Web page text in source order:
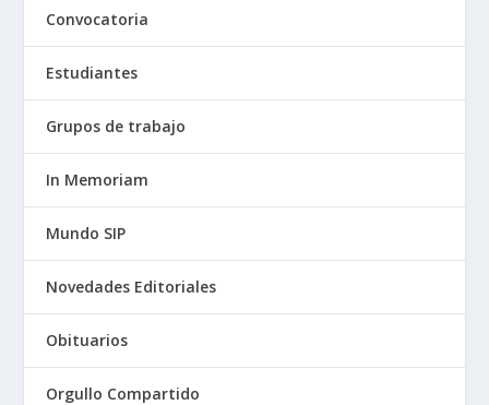
Convocatoria
Estudiantes
Grupos de trabajo
In Memoriam
Mundo SIP
Novedades Editoriales
Obituarios
Orgullo Compartido